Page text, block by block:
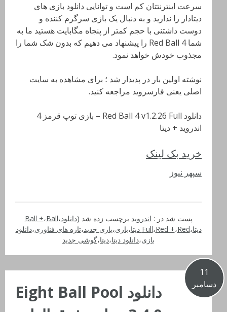
سرعت اینترنتتان کم است و توانایی دانلود بازی های
دیتادار را ندارید و به دنبال یک بازی سرگرم کننده و
دوست داشتنی با حجم کمتر از پنجاه مگابایت هستید ما به
شما Red Ball 4 را پیشنهاد می دهیم که بدون شک شما را
مجذوب خودش خواهد نمود.
نوشته اولین بار در پدیدار شد ؛ برای مشاهده به سایت
اصلی یعنی فارسروید مراجعه کنید.
دانلود Red Ball 4 v1.2.26 Full – بازی توپ قرمز 4
اندروید + دیتا
خرید بک لینک
سپهر نیوز
پست شد در : اندروید برچسب زده شد (دانلود، Ball +،Ball
دیتا، Full،Red +،Red دیتا ،بازی،بازی جدید،تازه های فناوری،دانلود
بازی،دانلود دیتا،دیتا،گوشی جدید
11
دسامبر
دانلود Eight Ball Pool